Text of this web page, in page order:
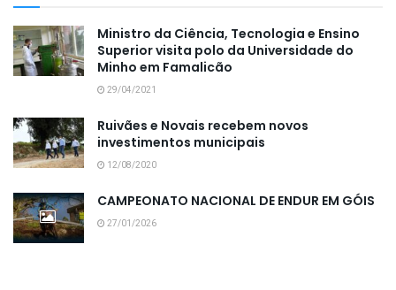
Ministro da Ciência, Tecnologia e Ensino
Superior visita polo da Universidade do
Minho em Famalicão
29/04/2021
Ruivães e Novais recebem novos
investimentos municipais
12/08/2020
CAMPEONATO NACIONAL DE ENDUR EM GÓIS
27/01/2026